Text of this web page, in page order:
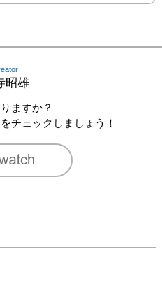
昭雄
ますか？
チェックしましょう！